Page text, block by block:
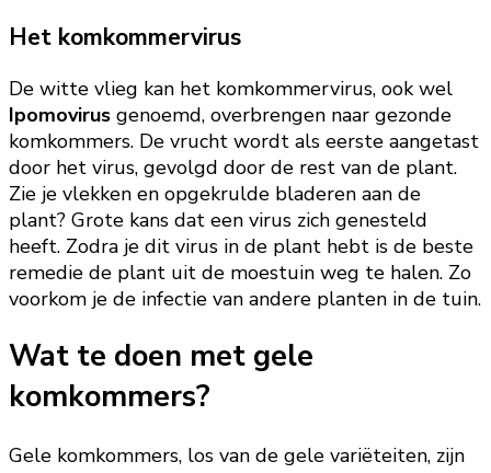
Het komkommervirus
De witte vlieg kan het komkommervirus, ook wel
Ipomovirus genoemd, overbrengen naar gezonde
komkommers. De vrucht wordt als eerste aangetast
door het virus, gevolgd door de rest van de plant.
Zie je vlekken en opgekrulde bladeren aan de
plant? Grote kans dat een virus zich genesteld
heeft. Zodra je dit virus in de plant hebt is de beste
remedie de plant uit de moestuin weg te halen. Zo
voorkom je de infectie van andere planten in de tuin.
Wat te doen met gele
komkommers?
Gele komkommers, los van de gele variëteiten, zijn